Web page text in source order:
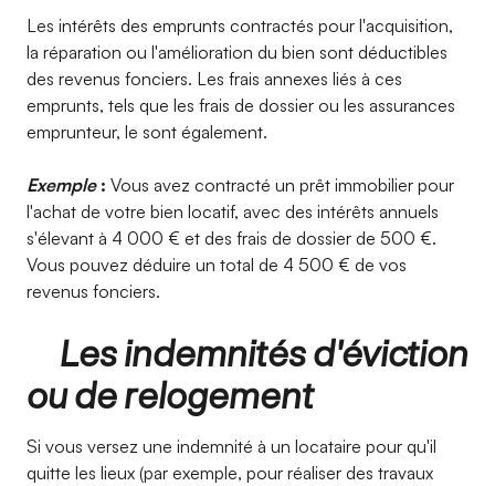
Les intérêts des emprunts contractés pour l'acquisition,
la réparation ou l'amélioration du bien sont déductibles
des revenus fonciers. Les frais annexes liés à ces
emprunts, tels que les frais de dossier ou les assurances
emprunteur, le sont également.
Exemple: Vous avez contracté un prêt immobilier pour
l'achat de votre bien locatif, avec des intérêts annuels
s'élevant à 4 000 € et des frais de dossier de 500 €.
Vous pouvez déduire un total de 4 500 € de vos
revenus fonciers.
Les indemnités d'éviction
ou de relogement
Si vous versez une indemnité à un locataire pour qu'il
quitte les lieux (par exemple, pour réaliser des travaux